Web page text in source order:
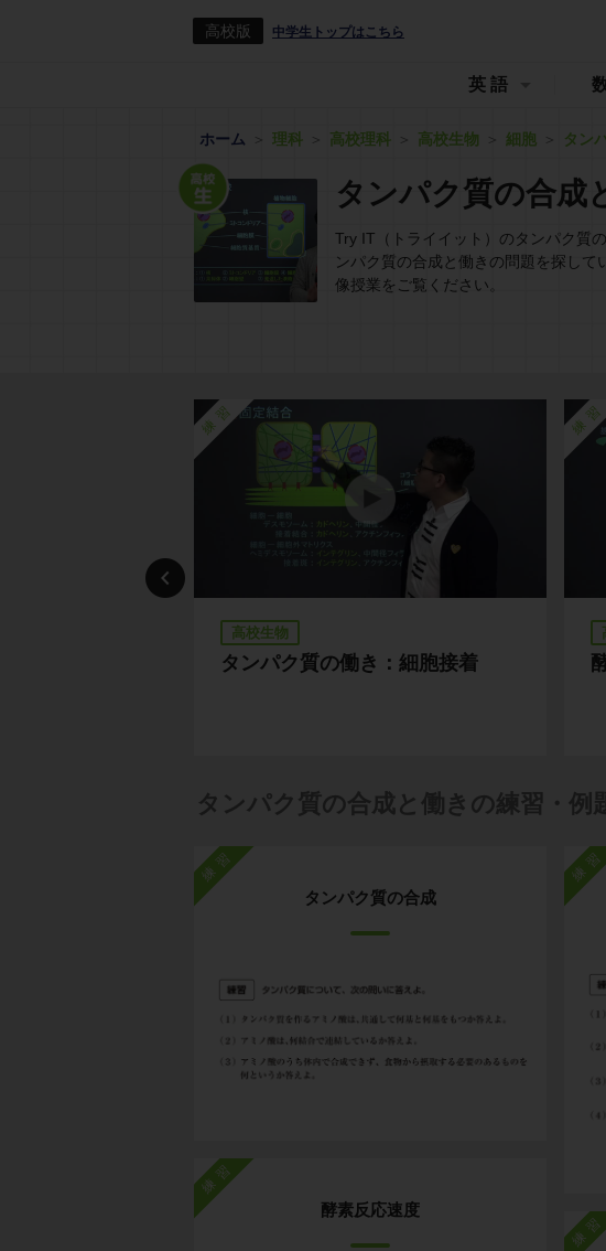
高校版 中学生トップはこちら
英語
ホーム 理科 高校理科 高校生物 細胞 タン
タンパク質の合成
Try IT（トライイット）のタンパク質
ンパク質の合成と働きの問題を探し
像授業をご覧ください。
練習
タンパク質の働き：細胞接着
高校生物
練
タンパク質の合成と働きの練習・例
練習
タンパク質の合成
練習
酵素反応速度
練
練